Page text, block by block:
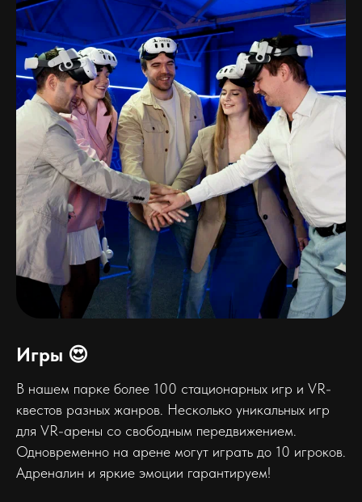
Игры 😍
В нашем парке более 100 стационарных игр и VR-
квестов разных жанров. Несколько уникальных игр
для VR-арены со свободным передвижением.
Одновременно на арене могут играть до 10 игроков.
Адреналин и яркие эмоции гарантируем!